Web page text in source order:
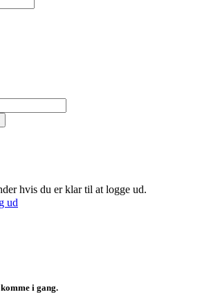
hvis du er klar til at logge ud.
ud
i gang.